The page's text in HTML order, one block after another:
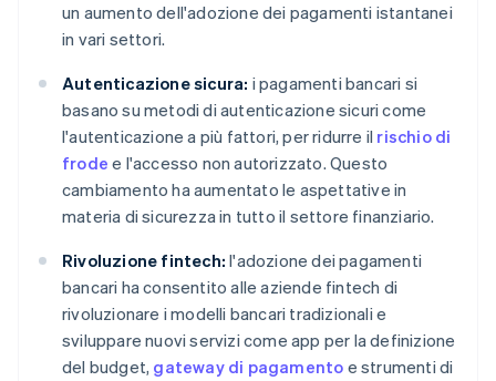
un aumento dell'adozione dei pagamenti istantanei
in vari settori.
Autenticazione sicura: i pagamenti bancari si
basano su metodi di autenticazione sicuri come
l'autenticazione a più fattori, per ridurre il rischio di
frode e l'accesso non autorizzato. Questo
cambiamento ha aumentato le aspettative in
materia di sicurezza in tutto il settore finanziario.
Rivoluzione fintech: l'adozione dei pagamenti
bancari ha consentito alle aziende fintech di
rivoluzionare i modelli bancari tradizionali e
sviluppare nuovi servizi come app per la definizione
del budget, gateway di pagamento e strumenti di